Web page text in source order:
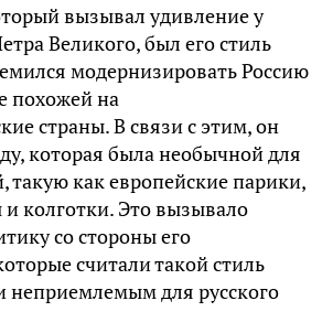
вызывал удивление у
Великого, был его стиль
модернизировать Россию
похожей на
страны. В связи с этим, он
которая была необычной для
такую как европейские парики,
колготки. Это вызывало
со стороны его
считали такой стиль
для русского